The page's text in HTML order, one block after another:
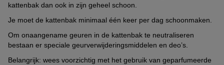
kattenbak dan ook in zijn geheel schoon.
Je moet de kattenbak minimaal één keer per dag schoonmaken.
Om onaangename geuren in de kattenbak te neutraliseren
bestaan er speciale geurverwijderingsmiddelen en deo’s.
Belangrijk: wees voorzichtig met het gebruik van geparfumeerde